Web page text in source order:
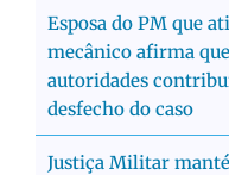
Esposa do PM que
mecânico afirma
autoridades
desfecho do caso
Justiça Militar